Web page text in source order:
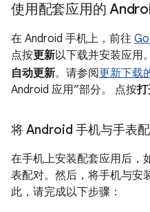
使用配套应用的
在 Android 手机上，前往
点按更新以下载并安装应用
自动更新。请参阅更新下载
Android 应用”部分。 点按
将 Android 手机与手表
在手机上安装配套应用后，
表配对。然后，将手机与安
此，请完成以下步骤：